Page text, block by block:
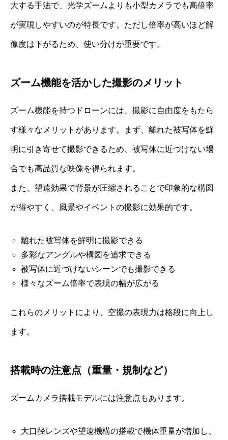
大する手法で、光学ズームよりも小型カメラでも高倍率
が実現しやすいのが特長です。ただし倍率が高いほど解
像度は下がるため、使い分けが重要です。
ズーム機能を活かした撮影のメリット
ズーム機能を持つドローンには、撮影に自由度をもたら
す様々なメリットがあります。まず、離れた被写体を鮮
明に引き寄せて撮影できるため、被写体に近づけない場
合でも高品質な映像を得られます。
また、望遠効果で背景が圧縮されることで印象的な構図
が得やすく、風景やイベントの撮影に効果的です。
離れた被写体を鮮明に撮影できる
多彩なアングルや構図を追求できる
被写体に近づけないシーンでも撮影できる
様々なズーム倍率で表現の幅が広がる
これらのメリットにより、空撮の表現力は格段に向上し
ます。
搭載時の注意点（重量・規制など）
ズームカメラ搭載モデルには注意点もあります。
大口径レンズや望遠機構の搭載で機体重量が増加し、